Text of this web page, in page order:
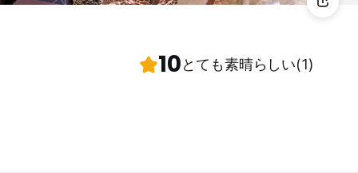
10とても素晴らしい(1)